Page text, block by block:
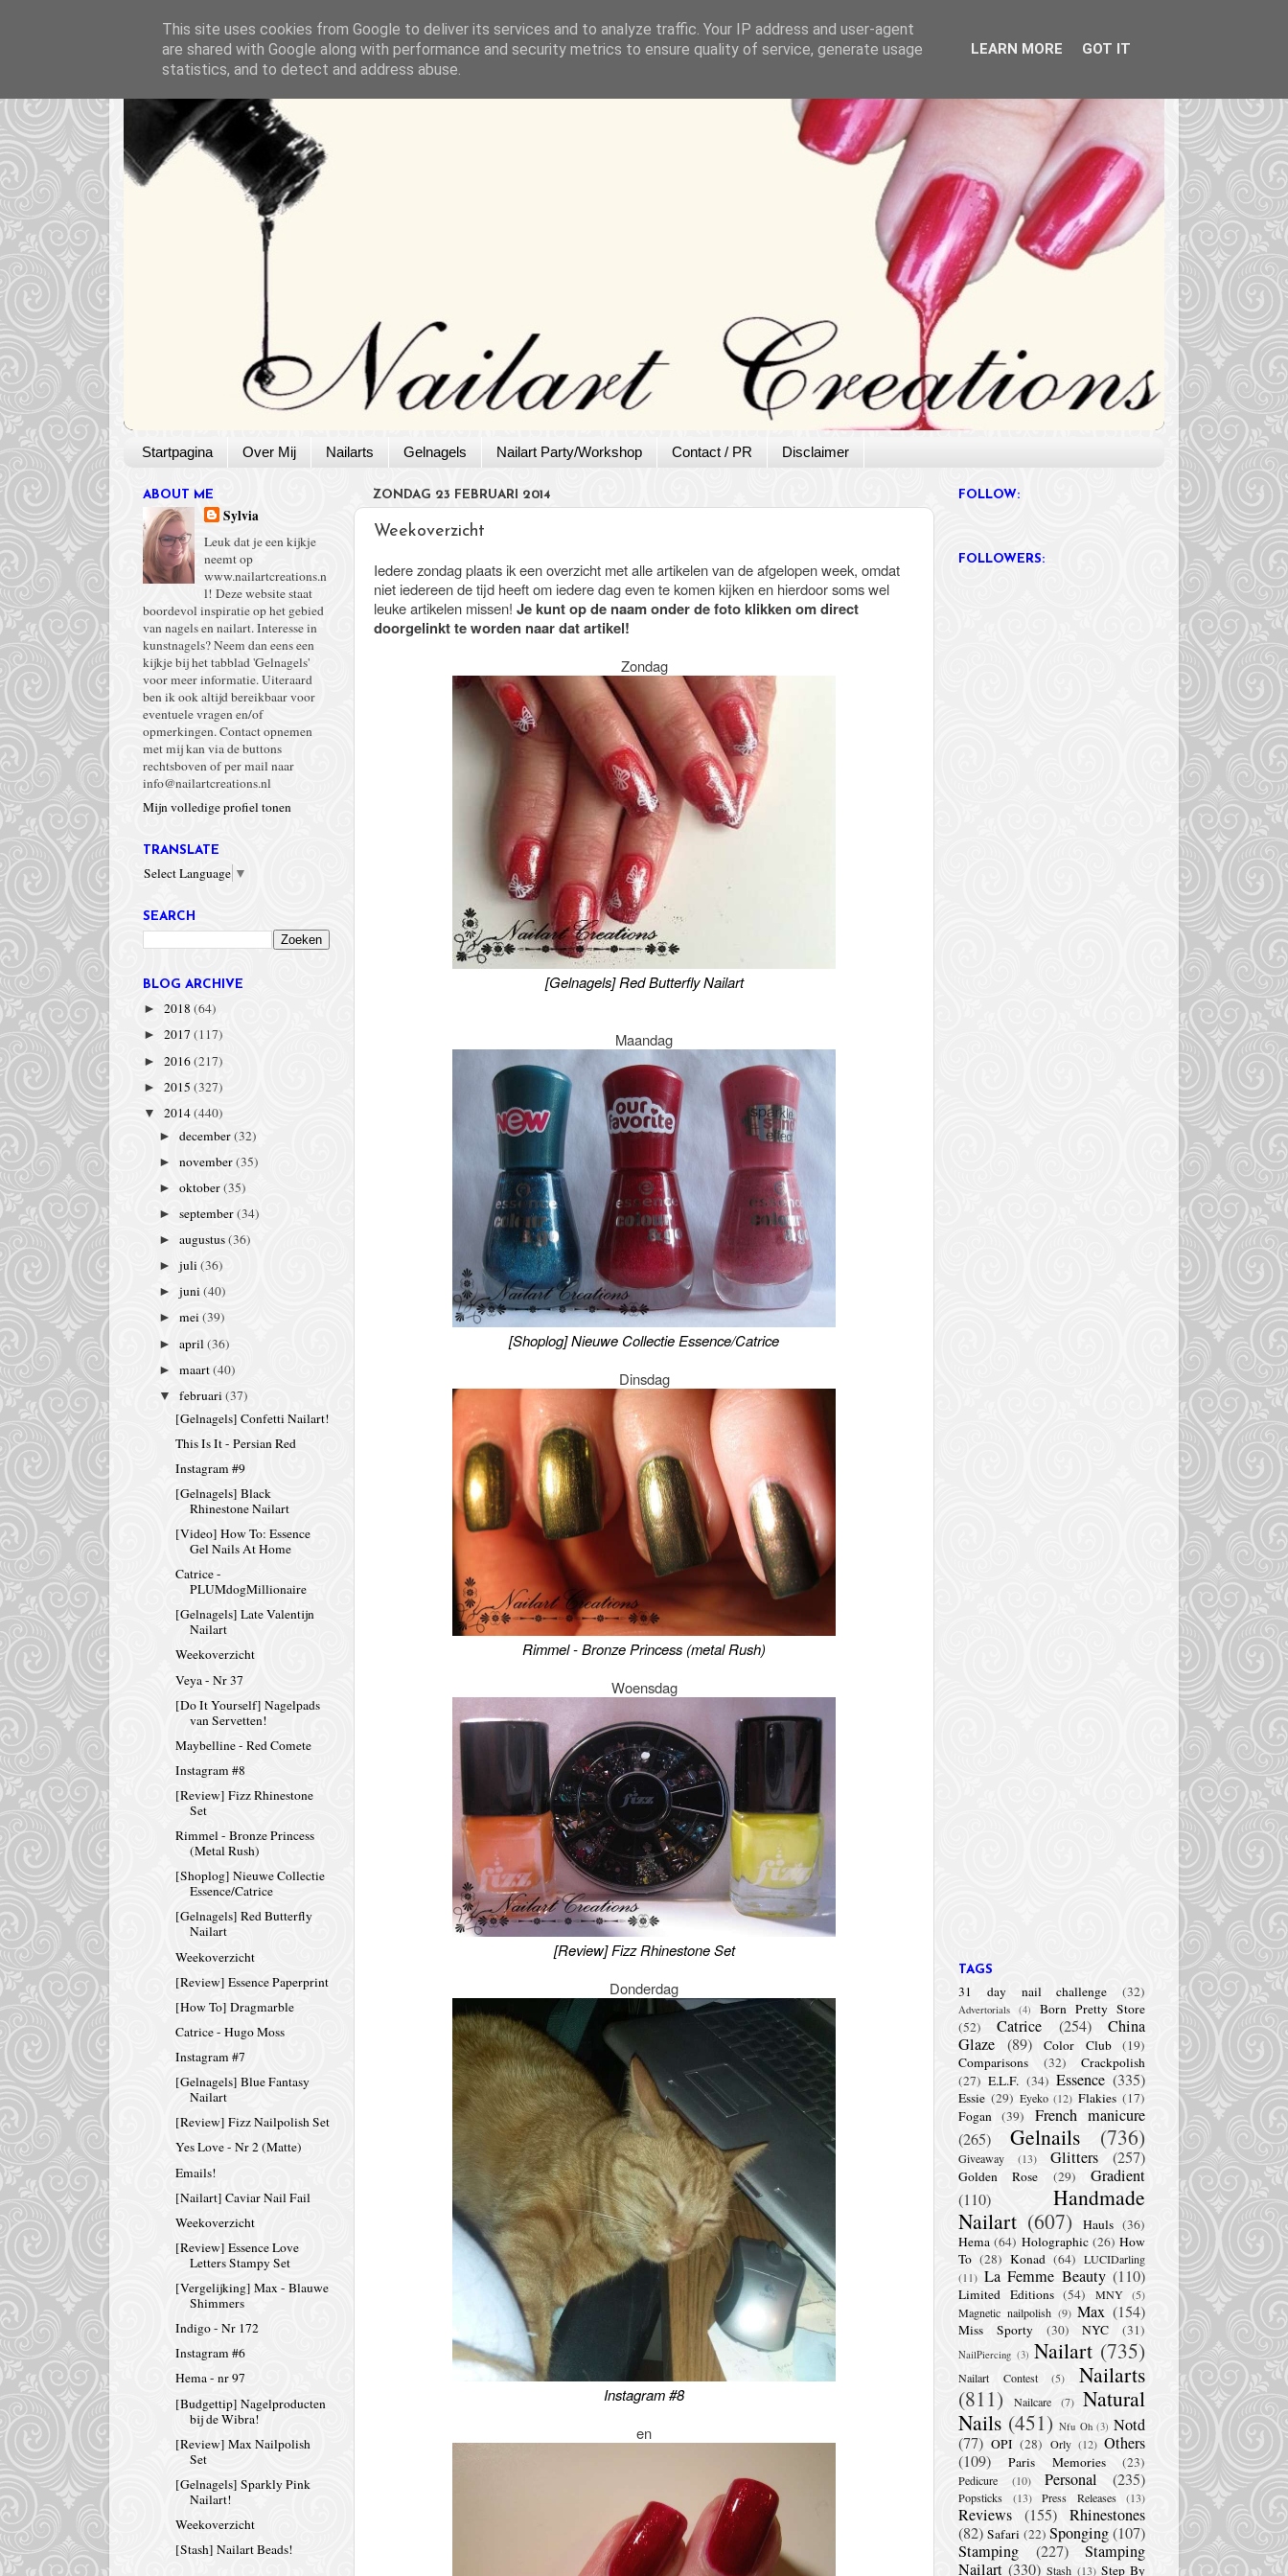
Startpagina Over Mij Nailarts Gelnagels Nailart Party/Workshop Contact / PR Disclaimer
ZONDAG 23 FEBRUARI 2014
Weekoverzicht
Iedere zondag plaats ik een overzicht met alle artikelen van de afgelopen week, omdat
niet iedereen de tijd heeft om iedere dag even te komen kijken en hierdoor soms wel
leuke artikelen missen! Je kunt op de naam onder de foto klikken om direct
doorgelinkt te worden naar dat artikel!
Zondag
[Gelnagels] Red Butterfly Nailart
Maandag
[Shoplog] Nieuwe Collectie Essence/Catrice
Dinsdag
Rimmel - Bronze Princess (metal Rush)
Woensdag
[Review] Fizz Rhinestone Set
Donderdag
Instagram #8
en
ABOUT ME
Sylvia
Leuk dat je een kijkje
neemt op
www.nailartcreations.n
l! Deze website staat
boordevol inspiratie op het gebied
van nagels en nailart. Interesse in
kunstnagels? Neem dan eens een
kijkje bij het tabblad 'Gelnagels'
voor meer informatie. Uiteraard
ben ik ook altijd bereikbaar voor
eventuele vragen en/of
opmerkingen. Contact opnemen
met mij kan via de buttons
rechtsboven of per mail naar
info@nailartcreations.nl
Mijn volledige profiel tonen
TRANSLATE
Select Language ▼
SEARCH
BLOG ARCHIVE
► 2018 (64)
► 2017 (117)
► 2016(217)
► 2015 (327)
▼ 2014(440)
►december(32)
►november(35)
►oktober(35)
►september(34)
►augustus(36)
►juli(36)
►juni(40)
►mei(39)
►april(36)
►maart(40)
▼februari(37)
[Gelnagels] Confetti Nailart!
This Is It - Persian Red
Instagram #9
[Gelnagels] Black
Rhinestone Nailart
[Video] How To: Essence
Gel Nails At Home
Catrice -
PLUMdogMillionaire
[Gelnagels] Late Valentijn
Nailart
Weekoverzicht
Veya - Nr 37
[Do It Yourself] Nagelpads
van Servetten!
Maybelline - Red Comete
Instagram #8
[Review] Fizz Rhinestone
Set
Rimmel - Bronze Princess
(Metal Rush)
[Shoplog] Nieuwe Collectie
Essence/Catrice
[Gelnagels] Red Butterfly
Nailart
Weekoverzicht
[Review] Essence Paperprint
[How To] Dragmarble
Catrice - Hugo Moss
Instagram #7
[Gelnagels] Blue Fantasy
Nailart
[Review] Fizz Nailpolish Set
Yes Love - Nr 2 (Matte)
Emails!
[Nailart] Caviar Nail Fail
Weekoverzicht
[Review] Essence Love
Letters Stampy Set
[Vergelijking] Max - Blauwe
Shimmers
Indigo - Nr 172
Instagram #6
Hema - nr 97
[Budgettip] Nagelproducten
bij de Wibra!
[Review] Max Nailpolish
Set
[Gelnagels] Sparkly Pink
Nailart!
Weekoverzicht
[Stash] Nailart Beads!
FOLLOW:
FOLLOWERS:
TAGS
31 day nail challenge (32)
Advertorials (4)
Born Pretty Store
(52)
Catrice (254)
China
Glaze (89) Color Club
(19)
Comparisons
(32)
Crackpolish
(27) E.L.F. (34) Essence (335)
Essie (29) Eyeko (12) Flakies (17)
Fogan (39)
French manicure
(265)
Gelnails (736)
Giveaway (13) Glitters (257)
Golden Rose (29)
Gradient
(110)
Handmade
Nailart (607) Hauls (36)
Hema (64) Holographic (26) How
To (28) Konad (64) LUCIDarling
(11) La Femme Beauty (110)
Limited Editions (54) MNY (5)
Magnetic nailpolish (9) Max (154)
Miss Sporty (30) NYC (31)
NailPiercing (3) Nailart (735)
Nailart Contest (5)
Nailarts
(811)
Nailcare (7) Natural
Nails (451) Nfu Oh (3) Notd
(77) OPI (28) Orly (12) Others
(109)
Paris Memories (23)
Pedicure (10) Personal (235)
Popsticks (13) Press Releases (13)
Reviews (155) Rhinestones
(82) Safari (22) Sponging(107)
Stamping
(227)
Stamping
Nailart (330) Stash (13) Step By
This site uses cookies from Google to deliver its services and to analyze traffic. Your IP address and user-agent
are shared with Google along with performance and security metrics to ensure quality of service, generate usage
statistics, and to detect and address abuse.
LEARN MORE GOT IT